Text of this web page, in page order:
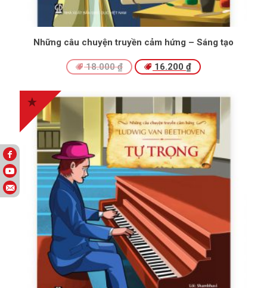
Những câu chuyện truyền cảm hứng – Sáng tạo
18.000₫ 16.200 ₫